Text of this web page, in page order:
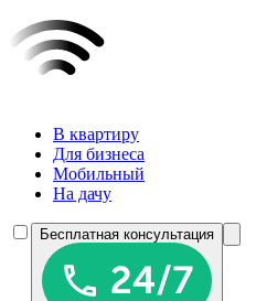
В квартиру
Для бизнеса
Мобильный
На дачу
Бесплатная консультация